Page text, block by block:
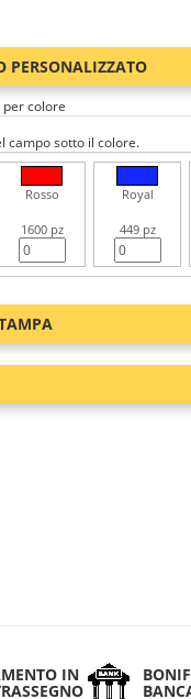
PERSONALIZZATO
colore
campo sotto il colore.
Rosso
1600 pz
Royal
449 pz
IN